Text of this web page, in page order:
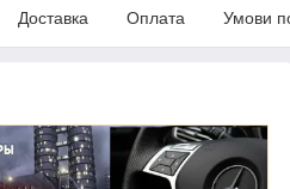
Доставка Оплата Умови